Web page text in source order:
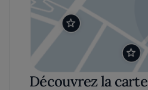
Découvrez la carte